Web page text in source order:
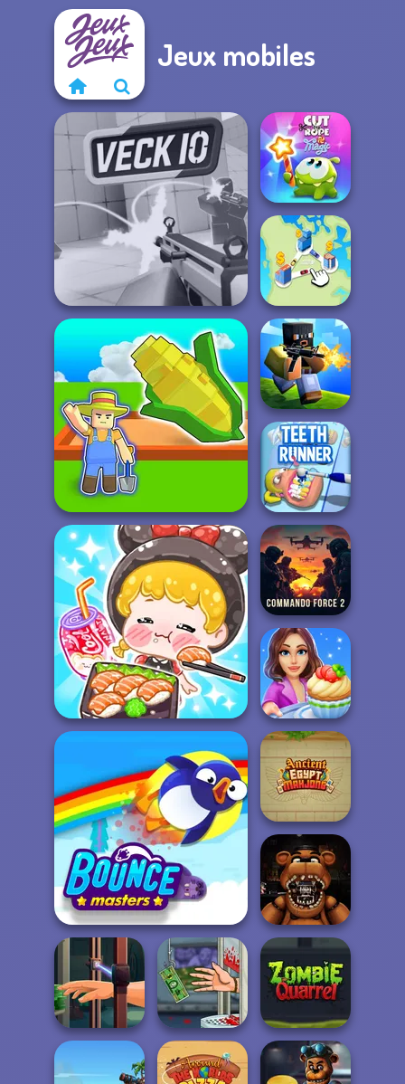
Jeux mobiles
Veck.io
My Garden Journey
ASMR Girl: Livestream
Mukbang
Bouncemasters
Cut The Rope
Magic
State Connect
Poxel.io
Teeth Runner
Commando
Force 2
Cooking Stories:
Fun Cafe
Ancient Egypt
Mahjong
FNAF: Night at
the Dentist